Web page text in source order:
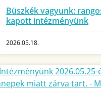
Büszkék vagyunk:
kapott intézményünk
2026.05.18.